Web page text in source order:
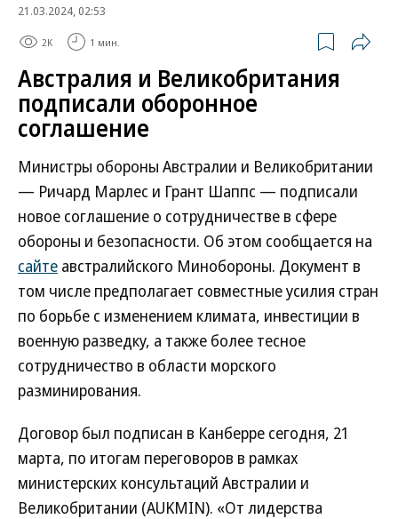
21.03.2024, 02:53
2K 1 мин.
Австралия и Великобритания
подписали оборонное
соглашение
Министры обороны Австралии и Великобритании
— Ричард Марлес и Грант Шаппс — подписали
новое соглашение о сотрудничестве в сфере
обороны и безопасности. Об этом сообщается на
сайте австралийского Минобороны. Документ в
том числе предполагает совместные усилия стран
по борьбе с изменением климата, инвестиции в
военную разведку, а также более тесное
сотрудничество в области морского
разминирования.
Договор был подписан в Канберре сегодня, 21
марта, по итогам переговоров в рамках
министерских консультаций Австралии и
Великобритании (AUKMIN). «От лидерства